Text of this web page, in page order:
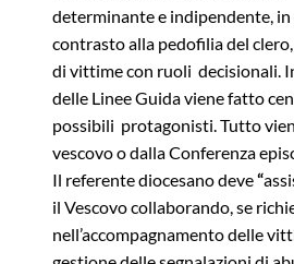
determinante e indipendente, in
contrasto alla pedofilia del
di vittime con ruoli decisionali.
delle Linee Guida viene fatto
possibili protagonisti. Tutto
vescovo o dalla Conferenza
Il referente diocesano deve“
il Vescovo collaborando, se
nell’accompagnamento delle